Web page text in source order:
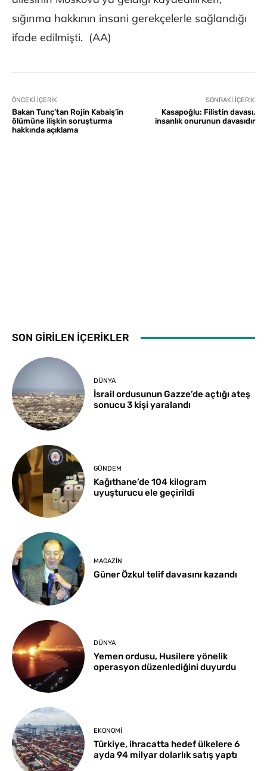
sığınma hakkının insani gerekçelerle sağlandığı
ifade edilmişti. (AA)
ÖNCEKI İÇERIK
Bakan Tunç’tan Rojin Kabaiş’in
ölümüne ilişkin soruşturma
hakkında açıklama
SONRAKI İÇERIK
Kasapoğlu: Filistin davası,
insanlık onurunun davasıdır
SON GİRİLEN İÇERİKLER
DÜNYA
İsrail ordusunun Gazze’de açtığı ateş
sonucu 3 kişi yaralandı
GÜNDEM
Kağıthane’de 104 kilogram
uyuşturucu ele geçirildi
MAGAZIN
Güner Özkul telif davasını kazandı
DÜNYA
Yemen ordusu, Husilere yönelik
operasyon düzenlediğini duyurdu
EKONOMI
Türkiye, ihracatta hedef ülkelere 6
ayda 94 milyar dolarlık satış yaptı